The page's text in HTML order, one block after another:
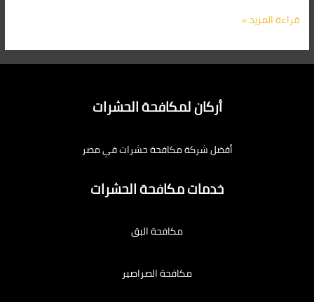
قراءة المزيد »
أركان لمكافحة الحشرات
أفضل شركة مكافحة حشرات في مصر
خدمات مكافحة الحشرات
مكافحة البق
مكافحة الصراصير